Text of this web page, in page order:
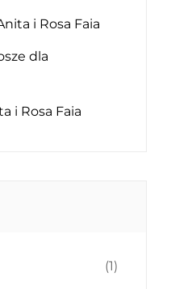
i Rosa Faia
dla
i Rosa Faia
(1)